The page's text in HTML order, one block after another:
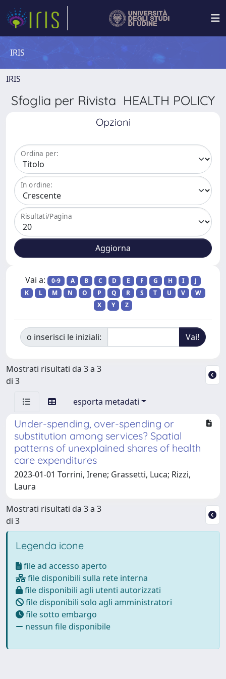
IRIS
IRIS
Sfoglia per Rivista HEALTH POLICY
Opzioni
Ordina per:
In ordine:
Risultati/Pagina
Vai a: 0-9 A B C D E F G H I
J
K
L M N O P Q R S T U V
W
X
Y Z
o inserisci le iniziali:
Mostrati risultati da 3 a 3
di 3
esporta metadati
Under-spending, over-spending or
substitution among services? Spatial
patterns of unexplained shares of health
care expenditures
2023-01-01 Torrini, Irene; Grassetti, Luca; Rizzi,
Laura
Mostrati risultati da 3 a 3
di 3
Legenda icone
file ad accesso aperto
file disponibili sulla rete interna
file disponibili agli utenti autorizzati
file disponibili solo agli amministratori
file sotto embargo
nessun file disponibile